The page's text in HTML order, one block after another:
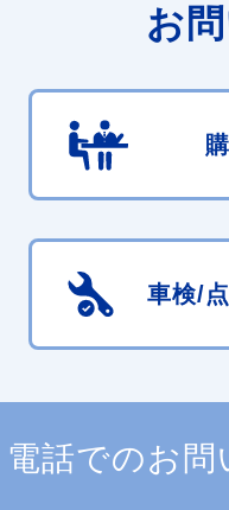
お
車検/
電話でのお問